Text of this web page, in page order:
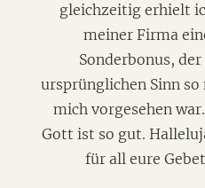
gleichzeitig erhielt
meiner Firma
Sonderbonus,
ursprünglichen Sinn
mich vorgesehen
Gott ist so gut.
für all eure